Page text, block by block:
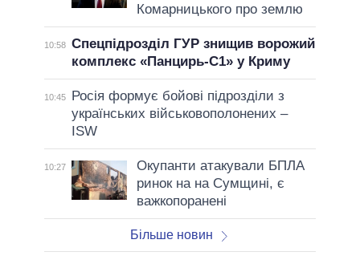
Комарницького про землю
10:58 Спецпідрозділ ГУР знищив ворожий
комплекс «Панцирь-С1» у Криму
10:45
Росія формує бойові підрозділи з
українських військовополонених –
ISW
10:27
Окупанти атакували БПЛА
ринок на на Сумщині, є
важкопоранені
Більше новин